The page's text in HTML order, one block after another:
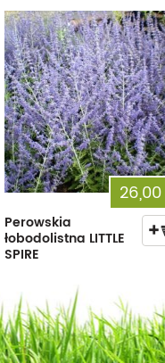
26,00
Perowskia
łobodolistna LITTLE
SPIRE